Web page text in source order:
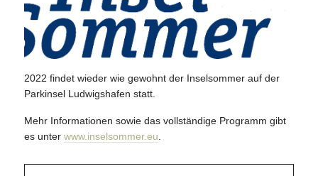
2022 findet wieder wie gewohnt der Inselsommer auf der
Parkinsel Ludwigshafen statt.
Mehr Informationen sowie das vollständige Programm gibt
es unter www.inselsommer.eu